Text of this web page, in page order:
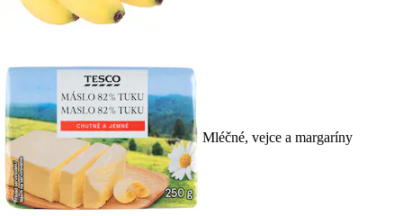
Mléčné, vejce a margaríny